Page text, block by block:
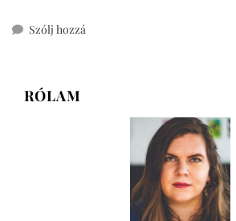
Szólj hozzá
RÓLAM